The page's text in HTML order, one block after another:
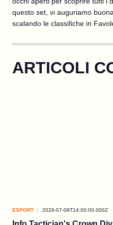
questo set, vi auguriamo
scalando le classifiche in
ARTICOLI
ESPORT 2026-07-09T14:00:00.000Z